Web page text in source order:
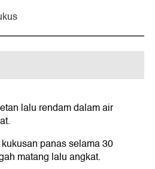
lalu rendam dalam air
panas selama 30
matang lalu angkat.